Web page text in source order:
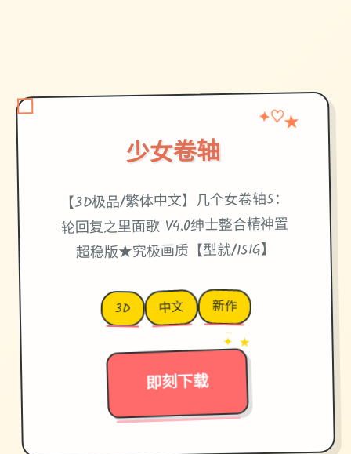
少女卷轴
✦ ♡ ★
【3D极品/繁体中文】几个女卷轴5：
轮回复之里面歌 V4.0绅士整合精神置
超稳版★究极画质【型就/151G】
3D 中文 新作
即刻下载
→
✦ ★